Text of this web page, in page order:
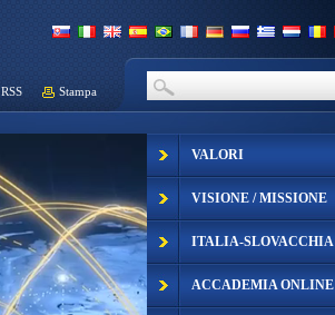
VALORI
VISIONE / MISSIONE
ITALIA-SLOVACCHIA
ACCADEMIA ONLINE
RSS Stampa